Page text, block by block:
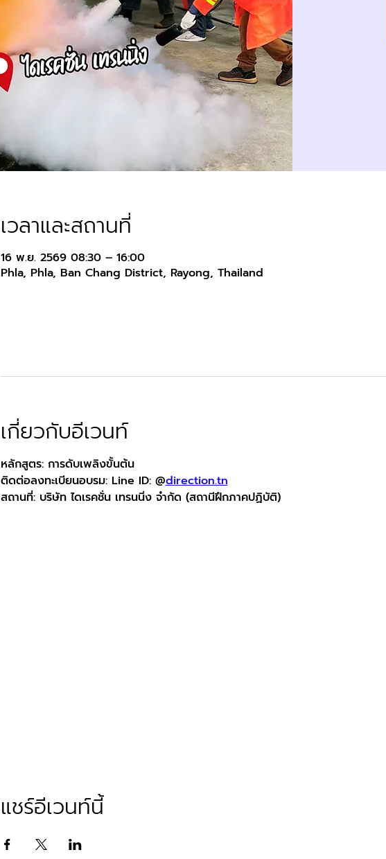
เวลาและสถานที่
16 พ.ย. 2569 08:30 – 16:00
Phla, Phla, Ban Chang District, Rayong, Thailand
เกี่ยวกับอีเวนท์
หลักสูตร: การดับเพลิงขั้นต้น
ติดต่อลงทะเบียนอบรม: Line ID: @direction.tn
สถานที่: บริษัท ไดเรคชั่น เทรนนิ่ง จำกัด (สถานีฝึกภาคปฏิบัติ)
แชร์อีเวนท์นี้